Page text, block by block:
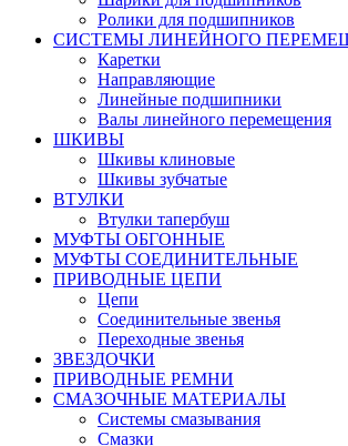
Ролики для подшипников
СИСТЕМЫ ЛИНЕЙНОГО
Каретки
Направляющие
Линейные подшипники
Валы линейного перемещения
ШКИВЫ
Шкивы клиновые
Шкивы зубчатые
ВТУЛКИ
Втулки тапербуш
МУФТЫ ОБГОННЫЕ
МУФТЫ СОЕДИНИТЕЛЬНЫЕ
ПРИВОДНЫЕ ЦЕПИ
Цепи
Соединительные звенья
Переходные звенья
ЗВЕЗДОЧКИ
ПРИВОДНЫЕ РЕМНИ
СМАЗОЧНЫЕ МАТЕРИАЛЫ
Системы смазывания
Смазки